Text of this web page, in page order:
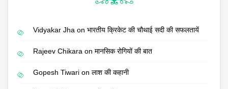
Vidyakar Jha on भारतीय क्रिकेट की चौथाई सदी की सफलतायें
Rajeev Chikara on मानसिक रोगियों की बात
Gopesh Tiwari on लाश की कहानी